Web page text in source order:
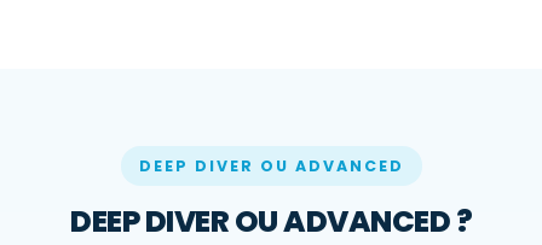
DEEP DIVER OU ADVANCED
DEEP DIVER OU ADVANCED ?